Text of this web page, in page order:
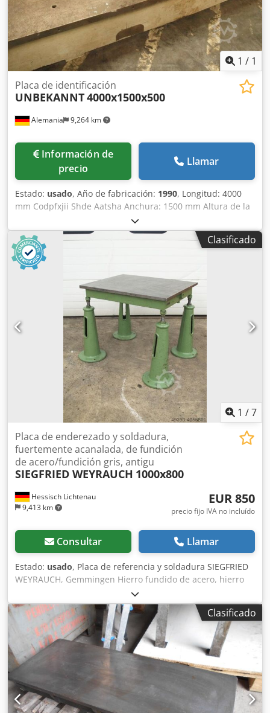
1 / 1
Alemania 9,264 km
Placa de identificación
UNBEKANNT4000x1500x500
Información de
precio
Llamar
Estado: usado, Año de fabricación: 1990, Longitud: 4000
mm Codpfxjii Shde Aatsha Anchura: 1500 mm Altura de la
mesa: 950 mm Consumo total de energía: 0 kW Peso de la
máquina: aproximadamente 4 toneladas Espacio
requerido: aproximadamente 4 x 1,5 x 1 m
Clasificado
1 /7
Hessisch Lichtenau
9,413 km
Placa de enderezado y soldadura,
fuertemente acanalada, de fundición
de acero/fundición gris, antigu
SIEGFRIED WEYRAUCH 1000x800
EUR 850
precio fijo IVA no incluído
Consultar Llamar
Estado: usado, Placa de referencia y soldadura SIEGFRIED
WEYRAUCH, Gemmingen Hierro fundido de acero, hierro
fundido gris, con nervaduras reforzadas Chjdped N H
Dbofx Aatsa Antigua placa de referencia y placa de
medición Placa de referencia de gran resistencia Longitud:
1000 mm Anchura: 800 mm Grosor: 28/125 mm Altura de
trabajo: aproximadamente 850 mm - Patas con tornillos de
ajuste para nivelar la placa Peso: 370 kg Buena superficie
Clasificado